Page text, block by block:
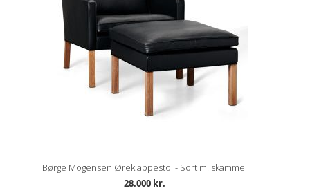
Børge Mogensen Øreklappestol - Sort m. skammel
28.000 kr.